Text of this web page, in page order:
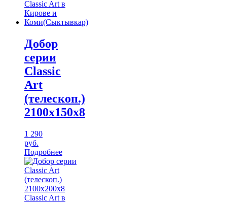
Добор
серии
Classic
Art
(телескоп.)
2100х150х8
1 290
руб.
Подробнее